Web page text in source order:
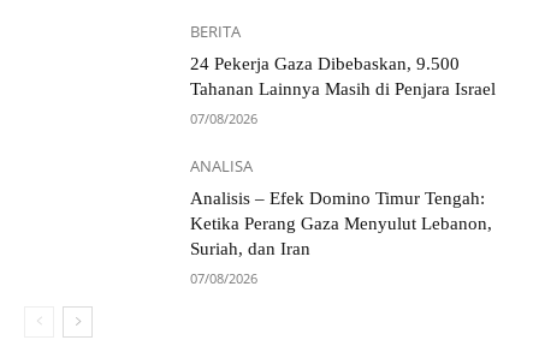
BERITA
24 Pekerja Gaza Dibebaskan, 9.500
Tahanan Lainnya Masih di Penjara Israel
07/08/2026
ANALISA
Analisis – Efek Domino Timur Tengah:
Ketika Perang Gaza Menyulut Lebanon,
Suriah, dan Iran
07/08/2026